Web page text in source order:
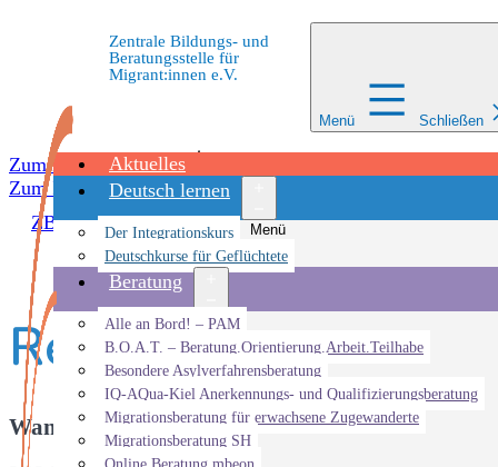
Zum Inhalt springen
Zum Inhalt springen
Zentrale Bildungs- und
Beratungsstelle für
Migrant:innen e.V.
Menü Schließen
Aktuelles
Deutsch lernen
Menü
Der Integrationskurs
Deutschkurse für Geflüchtete
Beratung
Menü
Alle an Bord! – PAM
B.O.A.T. – Beratung.Orientierung.Arbeit.Teilhabe
Besondere Asylverfahrensberatung
IQ-AQua-Kiel Anerkennungs- und Qualifizierungsberatung
Migrationsberatung für erwachsene Zugewanderte
Migrationsberatung SH
Online Beratung mbeon
ZBBS»Veranstaltungen»ZEIK»Regenbogen in
Regenbogen in
Wann